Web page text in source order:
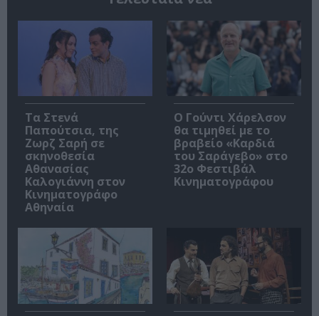
Τα Στενά
Παπούτσια, της
Ζωρζ Σαρή σε
σκηνοθεσία
Αθανασίας
Καλογιάννη στον
Κινηματογράφο
Αθηναία
Ο Γούντι Χάρελσον
θα τιμηθεί με το
βραβείο «Καρδιά
του Σαράγεβο» στο
32ο Φεστιβάλ
Κινηματογράφου